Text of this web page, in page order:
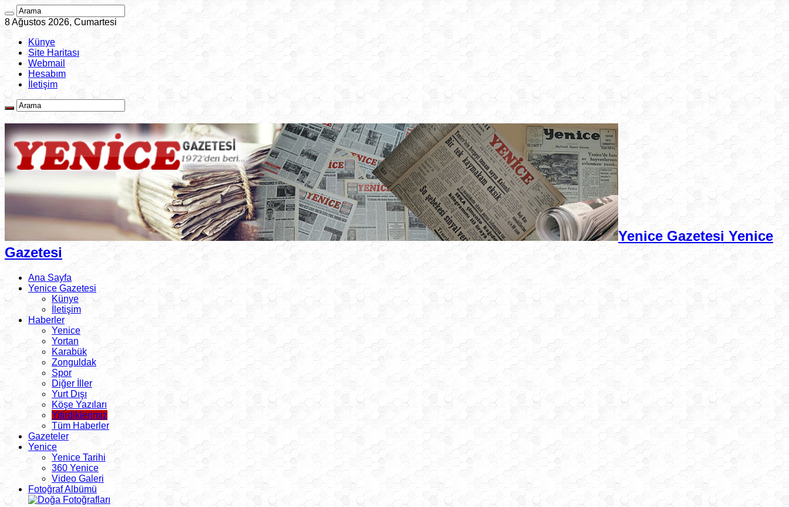
8 Ağustos 2026, Cumartesi
Künye
Site Haritası
Webmail
Hesabım
İletişim
Yenice Gazetesi Yenice
Gazetesi
Ana Sayfa
Yenice Gazetesi
Künye
İletişim
Haberler
Yenice
Yortan
Karabük
Zonguldak
Spor
Diğer İller
Yurt Dışı
Köşe Yazıları
Yitirdiklerimiz
Tüm Haberler
Gazeteler
Yenice
Yenice Tarihi
360 Yenice
Video Galeri
Fotoğraf Albümü